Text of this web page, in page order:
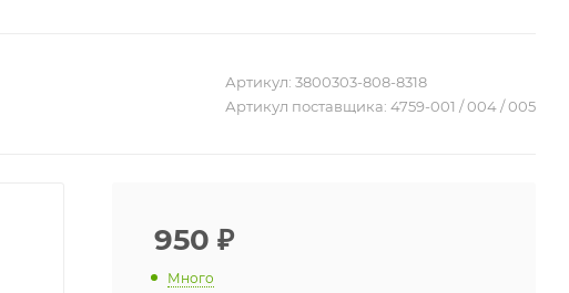
Артикул: 3800303-808-8318
Артикул поставщика: 4759-001 / 004 / 005
950 ₽
Много